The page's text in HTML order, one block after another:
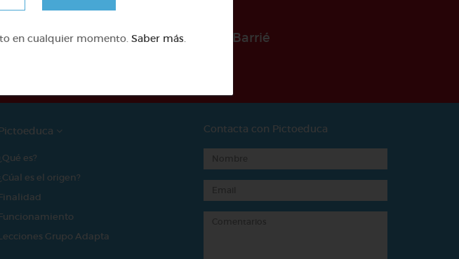
al mecenazgo de la Fundación Barrié
es?
es el origen?
Grupo Adapta
Contacta con Pictoeduca
en cualquier momento. Saber más.